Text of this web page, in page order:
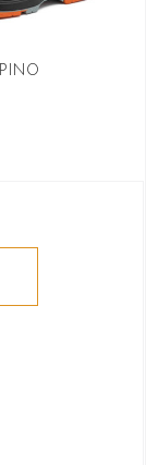
PINO